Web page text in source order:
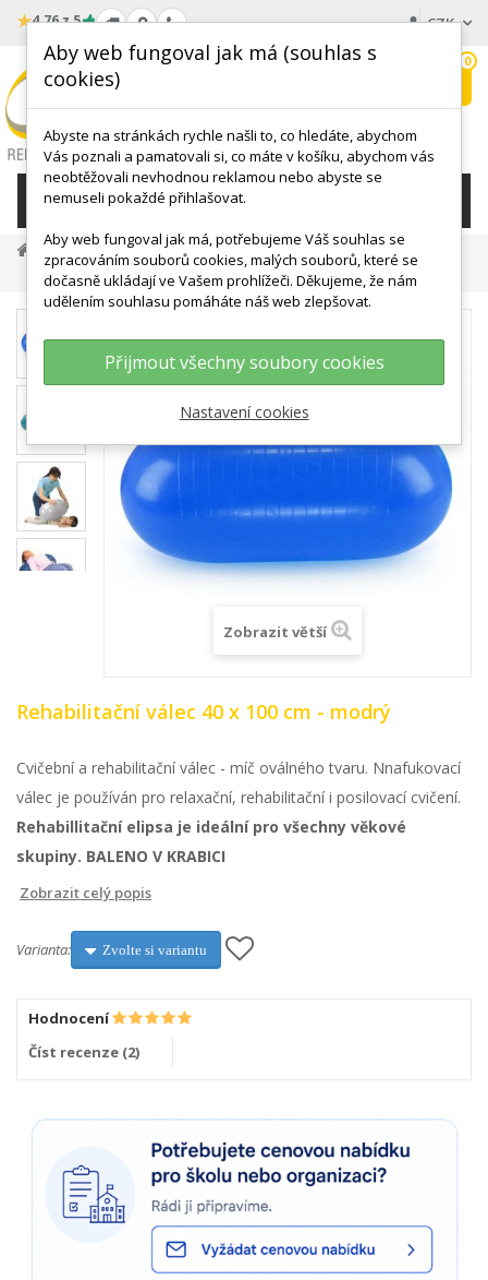
★4.76 z 5 CZK
wishlist
0
KATEGORIE
MÍČE, BALÓNY
Elipsy, Eggbally, Válce
Rehabilitační Válec 40 X 100 Cm - Modrý
Zobrazit větší
Rehabilitační válec 40 x 100 cm - modrý
Cvičební a rehabilitační válec - míč oválného tvaru. Nnafukovací
válec je používán pro relaxační, rehabilitační i posilovací cvičení.
Rehabillitační elipsa je ideální pro všechny věkové
skupiny. BALENO V KRABICI
Zobrazit celý popis
Varianta: Zvolte si variantu
Hodnocení
Číst recenze (2)
Aby web fungoval jak má (souhlas s
cookies)
Abyste na stránkách rychle našli to, co hledáte, abychom
Vás poznali a pamatovali si, co máte v košíku, abychom vás
neobtěžovali nevhodnou reklamou nebo abyste se
nemuseli pokaždé přihlašovat.
Aby web fungoval jak má, potřebujeme Váš souhlas se
zpracováním souborů cookies, malých souborů, které se
dočasně ukládají ve Vašem prohlížeči. Děkujeme, že nám
udělením souhlasu pomáháte náš web zlepšovat.
Přijmout všechny soubory cookies
Nastavení cookies